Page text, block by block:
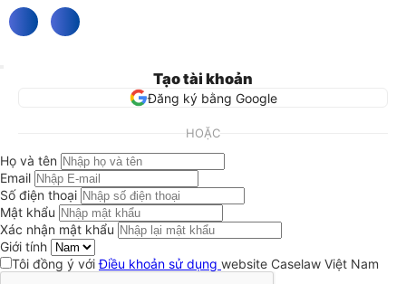
Tạo tài khoản
Đăng ký bằng Google
HOẶC
Họ và tên
Email
Số điện thoại
Mật khẩu
Xác nhận mật khẩu
Giới tính
Tôi đồng ý vớiĐiều khoản sử dụng website Caselaw Việt Nam